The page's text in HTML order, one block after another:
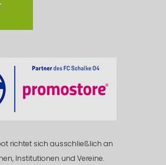
richtet sich ausschließlich an
Institutionen und Vereine.